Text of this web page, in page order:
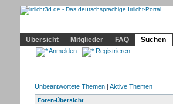
Übersicht
Mitglieder FAQ Suchen
Anmelden Registrieren
Unbeantwortete Themen| Aktive Themen
Foren-Übersicht